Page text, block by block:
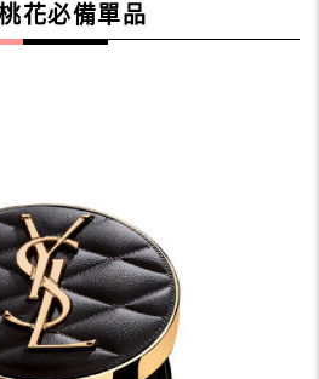
花必備單品